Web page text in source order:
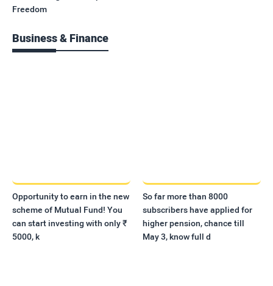
Freedom
Business & Finance
Opportunity to earn in the new
scheme of Mutual Fund! You
can start investing with only ₹
5000, k
So far more than 8000
subscribers have applied for
higher pension, chance till
May 3, know full d